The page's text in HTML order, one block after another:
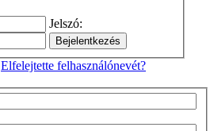
Jelszó:
Elfelejtette felhasználónevét?